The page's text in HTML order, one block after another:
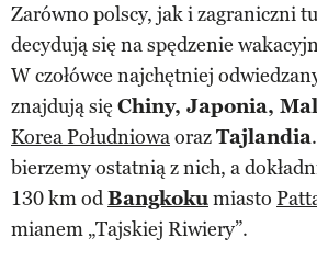
Zarówno polscy, jak i zagraniczni
decydują się na spędzenie
W czołówce najchętniej
znajdują się Chiny, Japonia,
Korea PołudniowaorazTajlandia
bierzemy ostatnią z nich, a
130 km odBangkokumiasto
mianem „Tajskiej Riwiery”.